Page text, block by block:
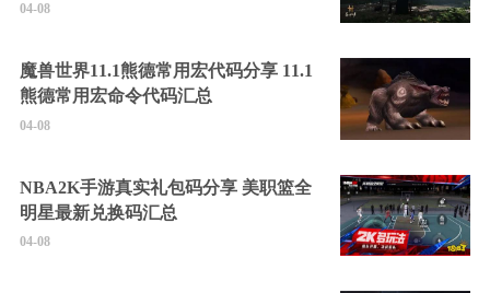
04-08
魔兽世界11.1熊德常用宏代码分享 11.1
熊德常用宏命令代码汇总
04-08
NBA2K手游真实礼包码分享 美职篮全
明星最新兑换码汇总
04-08